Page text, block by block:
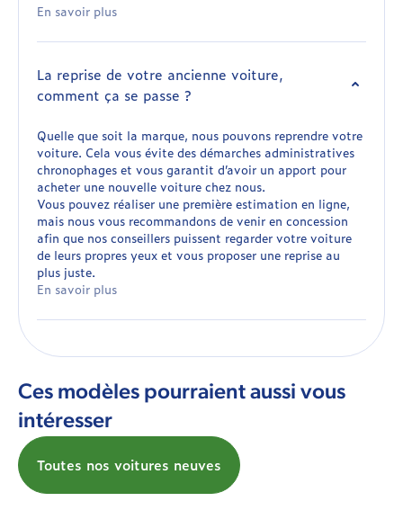
En savoir plus
La reprise de votre ancienne voiture,
comment ça se passe ?
Quelle que soit la marque, nous pouvons reprendre votre
voiture. Cela vous évite des démarches administratives
chronophages et vous garantit d’avoir un apport pour
acheter une nouvelle voiture chez nous.
Vous pouvez réaliser une première estimation en ligne,
mais nous vous recommandons de venir en concession
afin que nos conseillers puissent regarder votre voiture
de leurs propres yeux et vous proposer une reprise au
plus juste.
En savoir plus
Ces modèles pourraient aussi vous
intéresser
Toutes nos voitures neuves